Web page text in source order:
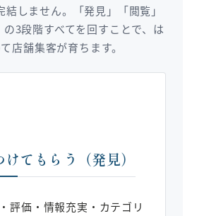
結しません。「発見」「閲覧」
の3段階すべてを回すことで、は
店舗集客が育ちます。
けてもらう（発見）
評価・情報充実・カテゴリ